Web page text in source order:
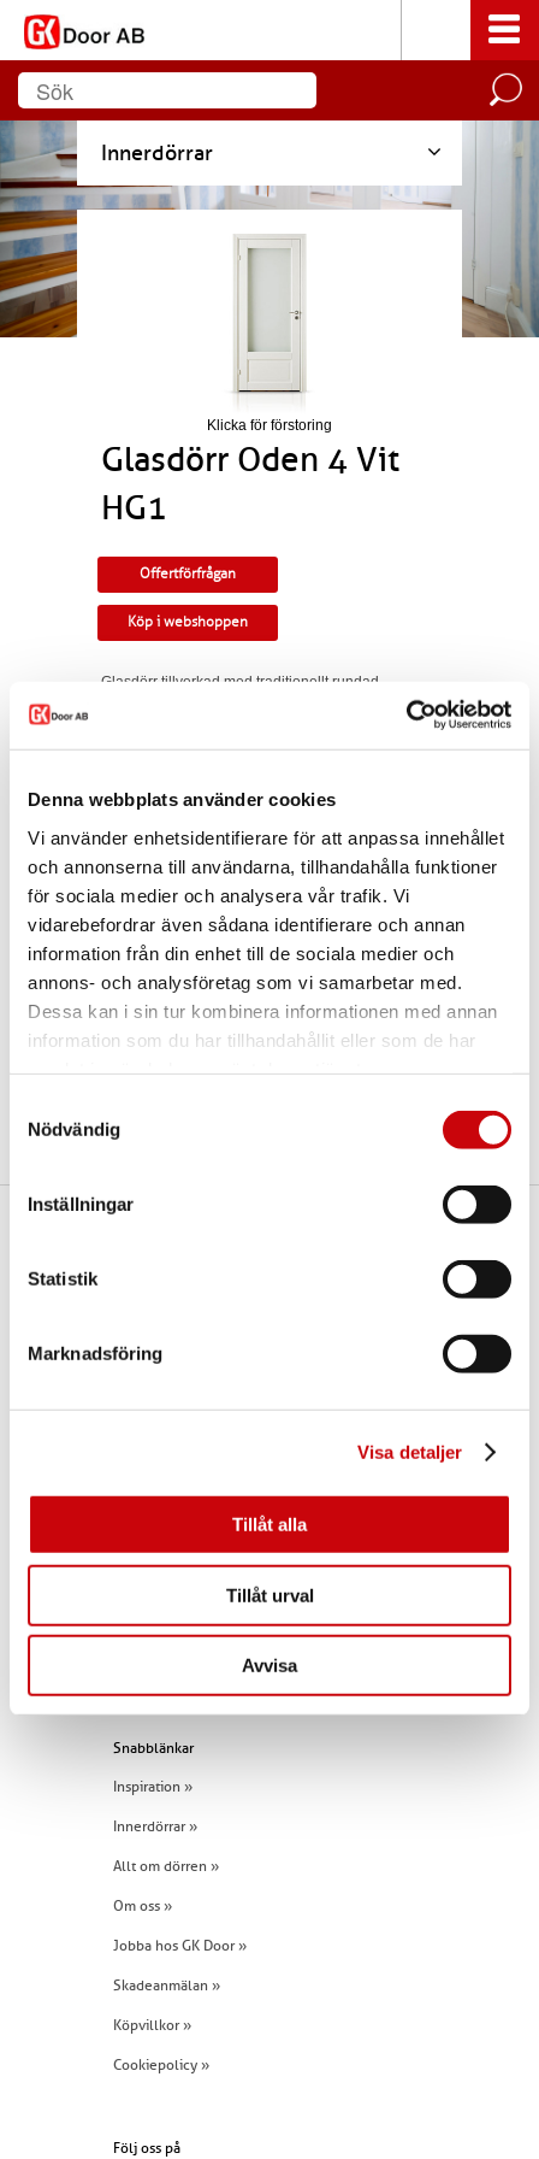
Denna webbplats använder cookies
Vi använder enhetsidentifierare för att anpassa innehållet
och annonserna till användarna, tillhandahålla funktioner
för sociala medier och analysera vår trafik. Vi
vidarebefordrar även sådana identifierare och annan
information från din enhet till de sociala medier och
annons- och analysföretag som vi samarbetar med.
Dessa kan i sin tur kombinera informationen med annan
information som du har tillhandahållit eller som de har
Nödvändig
Inställningar
Statistik
Marknadsföring
Visa detaljer
Tillåt alla
Tillåt urval
Avvisa
Innerdörrar
Klicka för förstoring
Glasdörr Oden 4 Vit
HG1
Offertförfrågan
Köp i webshoppen
Glasdörr tillverkad med traditionellt rundad
och låskista. Kan modifieras till gammal
standard, tappbärande gångjärn, valfri kulör,
egna idéer. Modellen finns som enkeldörr,
pardörr i lika eller olika delning, skjutdörr samt
parskjutdörr.
Varianten finns att köpa i webshoppen. I
offertförfrågan väljer dumått, ytbehandling,
glastyp, karmsamttrycke.
Kontakta oss viamejlellertelefon om du har
några funderingar eller särskilda önskemål.
SWEDEN
E-post:info@gkdoor.se
+46 (0)960 - 203 25
Snabblänkar
Inspiration »
Innerdörrar »
Allt om dörren »
Om oss »
Jobba hos GK Door »
Skadeanmälan »
Köpvillkor »
Cookiepolicy »
Följ oss på